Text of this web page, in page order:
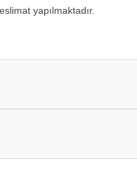
yapılmaktadır.